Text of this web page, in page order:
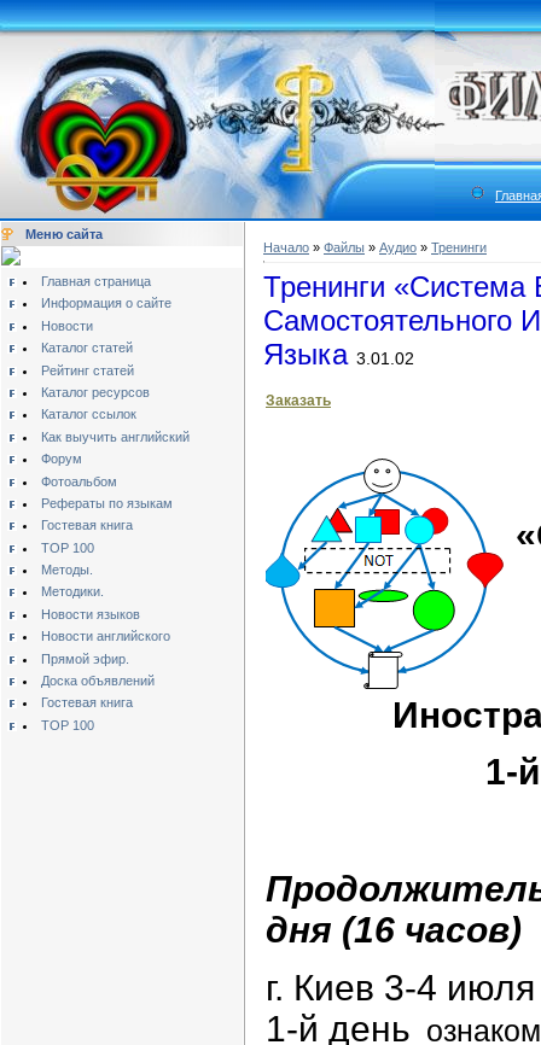
Меню сайта
Главная страница
Информация о сайте
Новости
Каталог статей
Рейтинг статей
Каталог ресурсов
Каталог ссылок
Как выучить английский
Форум
Фотоальбом
Рефераты по языкам
Гостевая книга
TOP 100
Методы.
Методики.
Новости языков
Новости английского
Прямой эфир.
Доска объявлений
Гостевая книга
TOP 100
Начало » Файлы » Аудио » Тренинги
Тренинги «Система
Самостоятельного
Языка 3.01.02
Заказать
1-
дня (16 часов)
г. Киев 3-4 июля
1-й день